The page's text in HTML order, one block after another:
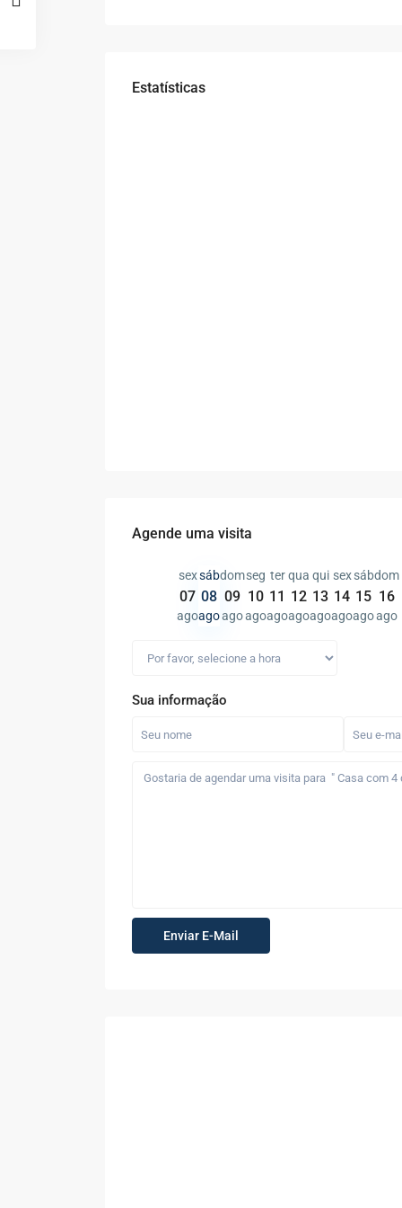
Estatísticas
Agende uma visita
sex
07
ago
sáb
08
ago
dom
09
ago
seg
10
ago
ter
11
ago
qua
12
ago
qui
13
ago
sex
14
ago
sáb
15
ago
dom
16
ago
Sua informação